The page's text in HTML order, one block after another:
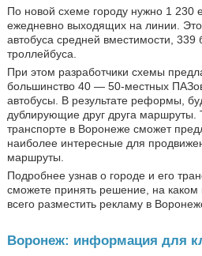
По новой схеме городу нужно 1 230
ежедневно выходящих на линии.
автобуса средней вместимости, 339
троллейбуса.
При этом разработчики схемы
большинство 40 — 50-местных
автобусы. В результате реформы,
дублирующие друг друга маршруты.
транспорте в Воронеже сможет
наиболее интересные для
маршруты.
Подробнее узнав о городе и его
сможете принять решение, на каком
всего разместить рекламу в
Воронеж: информация для